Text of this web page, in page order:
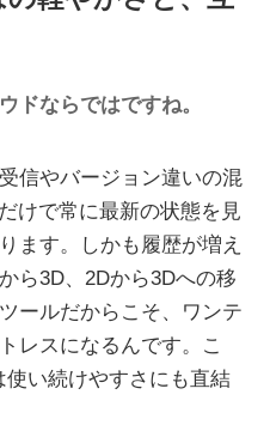
ならではですね。
信やバージョン違いの混
けで常に最新の状態を見
ます。しかも履歴が増え
ら3D、2Dから3Dへの移
ールだからこそ、ワンテ
レスになるんです。こ
使い続けやすさにも直結